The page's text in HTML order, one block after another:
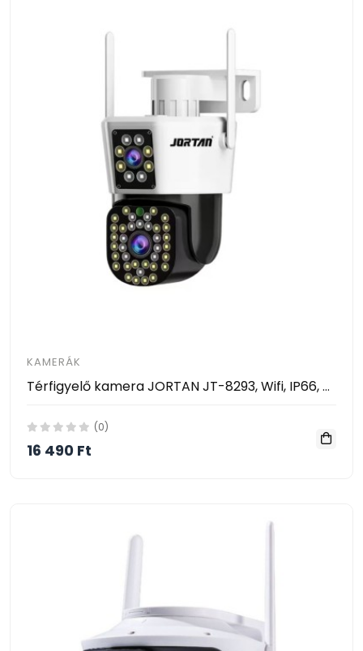
KAMERÁK
Térfigyelő kamera JORTAN JT-8293, Wifi, IP66, FÜGGŐ, HD vezeték nélküli, 1920 X 1080 PIXEL
(0)
16 490 Ft